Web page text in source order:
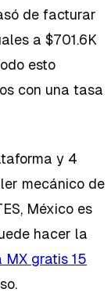
de facturar
a $701.6K
esto
con una tasa
y 4
mecánico de
México es
hacer la
MX gratis 15